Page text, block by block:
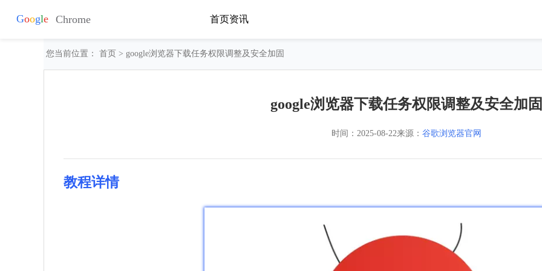
首页资讯
您当前位置： 首页 > google浏览器下载任务权限调整及安全加固
google浏览器下载任务权限调整及安全加固
时间： 2025-08-22来源： 谷歌浏览器官网
教程详情